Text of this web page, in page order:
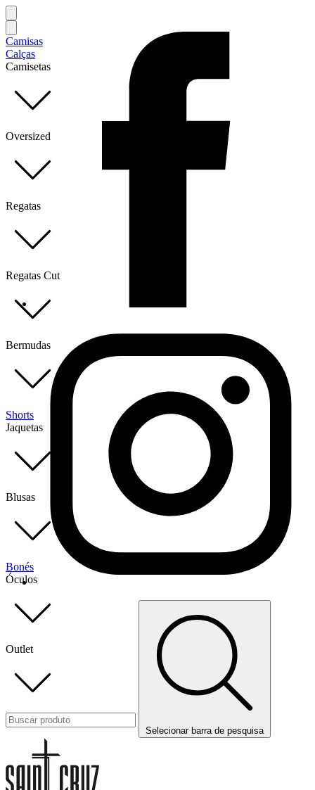
Camisas
Calças
Camisetas
Oversized
Regatas
Regatas Cut
Bermudas
Shorts
Jaquetas
Blusas
Bonés
Óculos
Outlet
Selecionar barra de pesquisa